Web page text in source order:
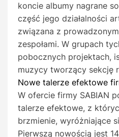
koncie albumy nagrane
część jego działalności
związana z
zespołami. W grupach
pobocznych projektach,
muzycy tworzący sekcję
Nowe talerze efektowe
W ofercie firmy SABIAN
talerze efektowe, z
brzmienie, wyróżniające
Pierwszą nowością jest